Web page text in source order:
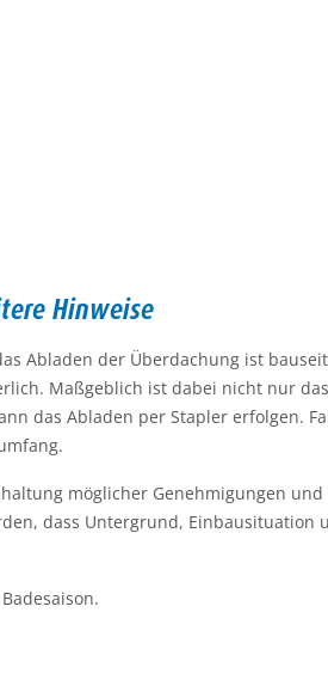
Hinweise
Abladen der Überdachung ist
Maßgeblich ist dabei nicht nur
das Abladen per Stapler erfolgen.
möglicher Genehmigungen
dass Untergrund, Einbausituation